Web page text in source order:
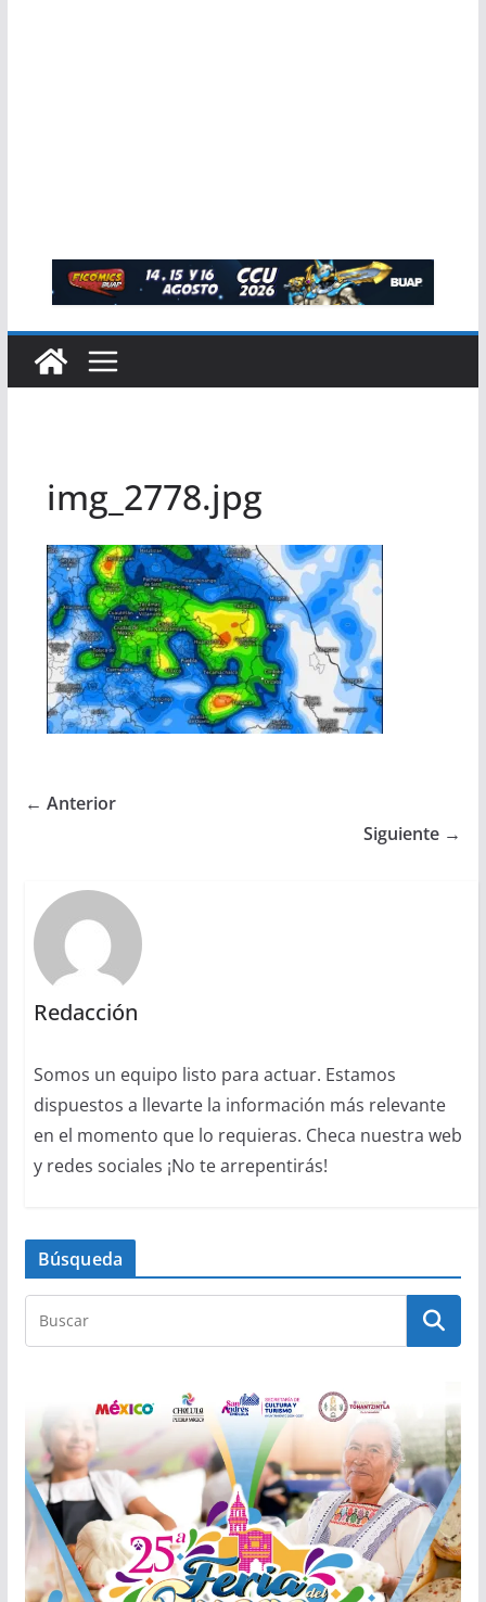
img_2778.jpg
← Anterior
Siguiente →
Redacción
Somos un equipo listo para actuar. Estamos
dispuestos a llevarte la información más relevante
en el momento que lo requieras. Checa nuestra web
y redes sociales ¡No te arrepentirás!
Búsqueda